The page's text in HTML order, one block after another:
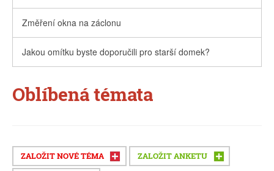
Změření okna na záclonu
Jakou omítku byste doporučili pro starší domek?
Oblíbená témata
ZALOŽIT NOVÉ TÉMA ZALOŽIT ANKETU